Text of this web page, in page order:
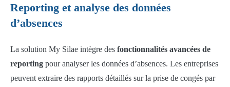
Reporting et analyse des données
d’absences
La solution My Silae intègre des fonctionnalités avancées de
reporting pour analyser les données d’absences. Les entreprises
peuvent extraire des rapports détaillés sur la prise de congés par